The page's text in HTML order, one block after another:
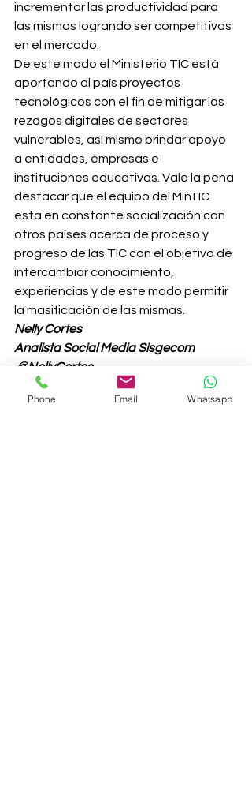
incrementar las productividad para
las mismas logrando ser competitivas
en el mercado.
De este modo el Ministerio TIC está
aportando al país proyectos
tecnológicos con el fin de mitigar los
rezagos digitales de sectores
vulnerables, así mismo brindar apoyo
a entidades, empresas e
instituciones educativas. Vale la pena
destacar que el equipo del MinTIC
esta en constante socialización con
otros países acerca de proceso y
progreso de las TIC con el objetivo de
intercambiar conocimiento,
experiencias y de este modo permitir
la masificación de las mismas.
Nelly Cortes
Analista Social Media Sisgecom
@NellyCortes_
#comunicacion
#comunicacióndigital
#TecnologíasdelainformaciónylasCom
Phone Email Whatsapp